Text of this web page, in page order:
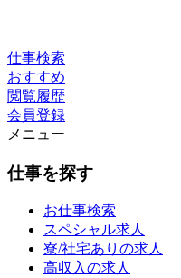
仕事検索
おすすめ
閲覧履歴
会員登録
メニュー
仕事を探す
お仕事検索
スペシャル求人
寮/社宅ありの求人
高収入の求人